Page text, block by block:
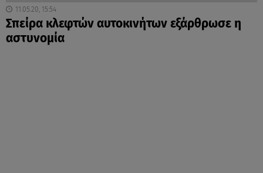
11.05.20, 15:54
Σπείρα κλεφτών αυτοκινήτων εξάρθρωσε η
αστυνομία